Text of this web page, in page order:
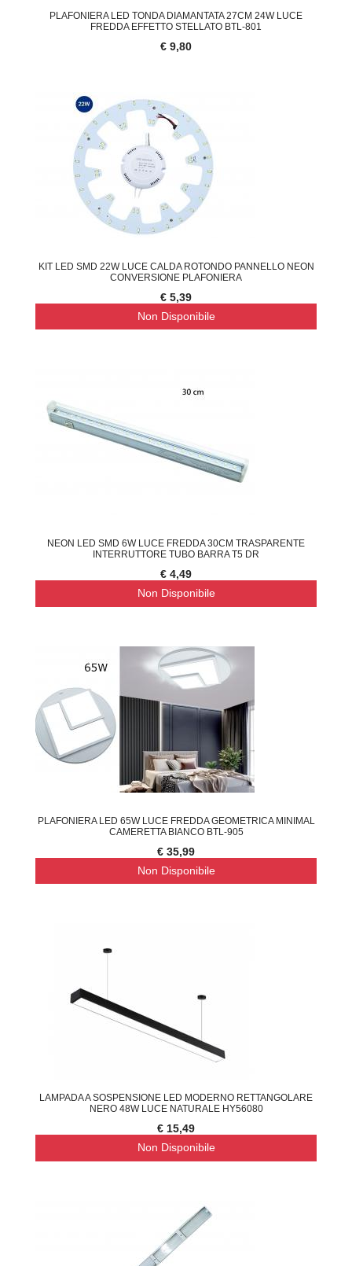
PLAFONIERA LED TONDA DIAMANTATA 27CM 24W LUCE
FREDDA EFFETTO STELLATO BTL-801
€ 9,80
KIT LED SMD 22W LUCE CALDA ROTONDO PANNELLO NEON
CONVERSIONE PLAFONIERA
€ 5,39
Non Disponibile
NEON LED SMD 6W LUCE FREDDA 30CM TRASPARENTE
INTERRUTTORE TUBO BARRA T5 DR
€ 4,49
Non Disponibile
PLAFONIERA LED 65W LUCE FREDDA GEOMETRICA MINIMAL
CAMERETTA BIANCO BTL-905
€ 35,99
Non Disponibile
LAMPADA A SOSPENSIONE LED MODERNO RETTANGOLARE
NERO 48W LUCE NATURALE HY56080
€ 15,49
Non Disponibile